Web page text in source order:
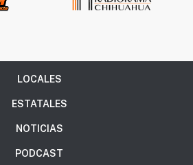
LOCALES
ESTATALES
NOTICIAS
PODCAST